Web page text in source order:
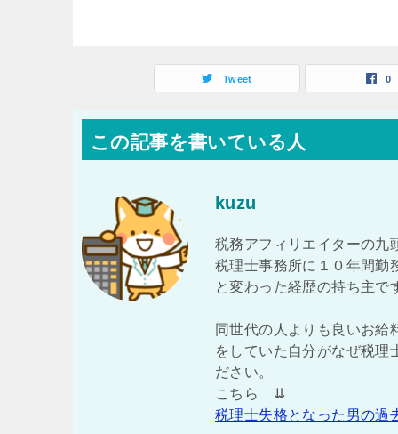
Tweet 0
この記事を書いている人
kuzu
税務アフィリエイターの九
税理士事務所に１０年間勤
と変わった経歴の持ち主で
同世代の人よりも良いお給
をしていた自分がなぜ税理
ださい。
こちら ⇊
税理士失格となった男の過